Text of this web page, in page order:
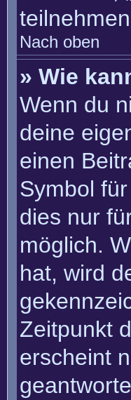
Nach oben
» Wie
Wenn du
deine
einen
Symbol
dies nur
möglich.
hat, wird
Zeitpunkt
erscheint